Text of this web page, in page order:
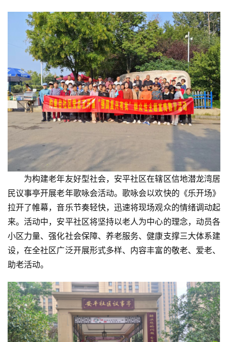
资
讯
商
业
消
费
生
科
技
财
经
教
育
专
登录 注册
为构建老年友好型社会，安平社区在辖区信地潜龙湾居
民议事亭开展老年歌咏会活动。歌咏会以欢快的《乐开场》
拉开了帷幕，音乐节奏轻快，迅速将现场观众的情绪调动起
来。活动中，安平社区将坚持以老人为中心的理念，动员各
小区力量、强化社会保障、养老服务、健康支撑三大体系建
设，在全社区广泛开展形式多样、内容丰富的敬老、爱老、
助老活动。